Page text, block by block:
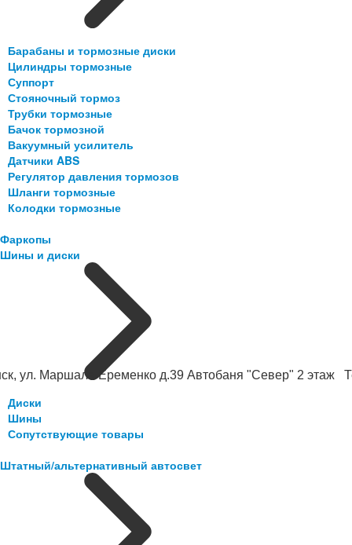
ул. Маршала Еременко д.39 Автобаня "Север" 2 этаж
Барабаны и тормозные диски
Цилиндры тормозные
Суппорт
Стояночный тормоз
Трубки тормозные
Бачок тормозной
Вакуумный усилитель
Датчики ABS
Регулятор давления тормозов
Шланги тормозные
Колодки тормозные
Фаркопы
Шины и диски
Диски
Шины
Сопутствующие товары
Штатный/альтернативный автосвет